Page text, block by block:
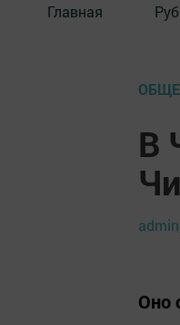
Главная
В
Оно